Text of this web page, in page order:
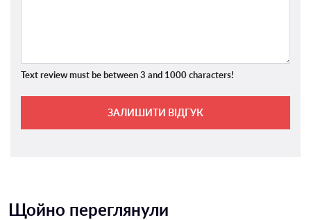
Text review must be between 3 and 1000 characters!
ЗАЛИШИТИ ВІДГУК
Щойно переглянули